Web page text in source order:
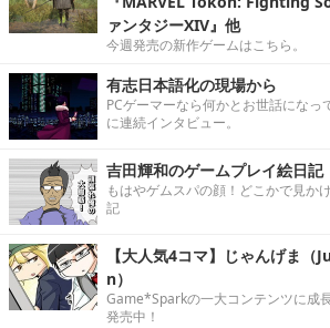
ァンタジーXIV』他
今週発売の新作ゲームはこちら。
有志日本語化の現場から
PCゲーマーなら何かとお世話にな
に連続インタビュー。
吉田輝和のゲームプレイ絵日記
もはやゲムスパの顔！どこかで見か
記
【大人気4コマ】じゃんげま
n）
Game*Sparkの一大コンテンツに成
発売中！